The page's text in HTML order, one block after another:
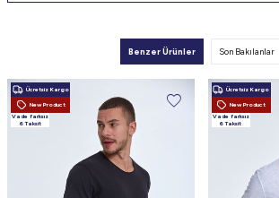
Benzer Ürünler Son Bakılanlar
Ücretsiz Kargo
New Product
Vade farksız
6 Taksit
Ücretsiz Kargo
New Product
Vade farksız
6 Taksit